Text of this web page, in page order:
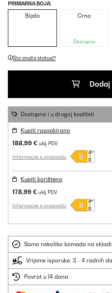
PRIMARNA BOJA:
Bijela Crna
Dostupno
Što znače statusi?
Dodaj
Dostupno i u drugoj kvaliteti
Kupiti raspakirano
188,99 € uklj. PDV
Informacije o proizvodu
Kupiti korišteno
178,99 € uklj. PDV
Informacije o proizvodu
Samo nekoliko komada na
Vrijeme isporuke: 3 - 4 radnih
Povrat u 14 dana